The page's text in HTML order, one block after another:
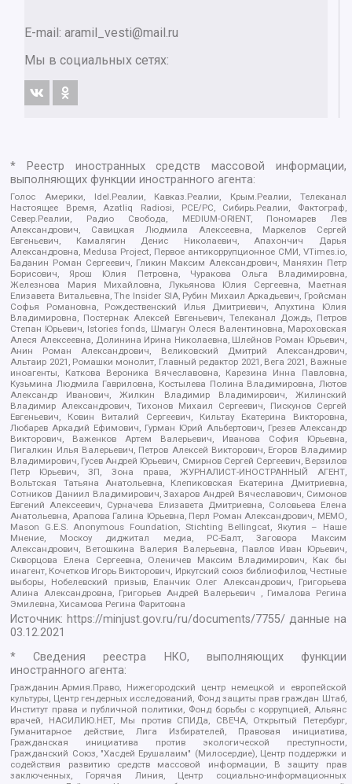
E-mail: aramil_vesti@mail.ru
Мы в социальных сетях:
* Реестр иностранных средств массовой информации,
выполняющих функции иностранного агента:
Голос Америки, Idel.Реалии, Кавказ.Реалии, Крым.Реалии, Телеканал
Настоящее Время, Azatliq Radiosi, PCE/PC, Сибирь.Реалии, Фактограф,
Север.Реалии, Радио Свобода, MEDIUM-ORIENT, Пономарев Лев
Александрович, Савицкая Людмила Алексеевна, Маркелов Сергей
Евгеньевич, Камалягин Денис Николаевич, Апахончич Дарья
Александровна, Medusa Project, Первое антикоррупционное СМИ, VTimes.io,
Баданин Роман Сергеевич, Гликин Максим Александрович, Маняхин Петр
Борисович, Ярош Юлия Петровна, Чуракова Ольга Владимировна,
Железнова Мария Михайловна, Лукьянова Юлия Сергеевна, Маетная
Елизавета Витальевна, The Insider SIA, Рубин Михаил Аркадьевич, Гройсман
Софья Романовна, Рождественский Илья Дмитриевич, Апухтина Юлия
Владимировна, Постернак Алексей Евгеньевич, Телеканал Дождь, Петров
Степан Юрьевич, Istories fonds, Шмагун Олеся Валентиновна, Мароховская
Алеся Алексеевна, Долинина Ирина Николаевна, Шлейнов Роман Юрьевич,
Анин Роман Александрович, Великовский Дмитрий Александрович,
Альтаир 2021, Ромашки монолит, Главный редактор 2021, Вега 2021, Важные
иноагенты, Каткова Вероника Вячеславовна, Карезина Инна Павловна,
Кузьмина Людмила Гавриловна, Костылева Полина Владимировна, Лютов
Александр Иванович, Жилкин Владимир Владимирович, Жилинский
Владимир Александрович, Тихонов Михаил Сергеевич, Пискунов Сергей
Евгеньевич, Ковин Виталий Сергеевич, Кильтау Екатерина Викторовна,
Любарев Аркадий Ефимович, Гурман Юрий Альбертович, Грезев Александр
Викторович, Важенков Артем Валерьевич, Иванова София Юрьевна,
Пигалкин Илья Валерьевич, Петров Алексей Викторович, Егоров Владимир
Владимирович, Гусев Андрей Юрьевич, Смирнов Сергей Сергеевич, Верзилов
Петр Юрьевич, ЗП, Зона права, ЖУРНАЛИСТ-ИНОСТРАННЫЙ АГЕНТ,
Вольтская Татьяна Анатольевна, Клепиковская Екатерина Дмитриевна,
Сотников Даниил Владимирович, Захаров Андрей Вячеславович, Симонов
Евгений Алексеевич, Сурначева Елизавета Дмитриевна, Соловьева Елена
Анатольевна, Арапова Галина Юрьевна, Перл Роман Александрович, МЕМО,
Mason G.E.S. Anonymous Foundation, Stichting Bellingcat, Якутия – Наше
Мнение, Москоу диджитал медиа, РС-Балт, Заговора Максим
Александрович, Ветошкина Валерия Валерьевна, Павлов Иван Юрьевич,
Скворцова Елена Сергеевна, Оленичев Максим Владимирович, Как бы
инагент, Кочетков Игорь Викторович, Иркутский союз библиофилов, Честные
выборы, Нобелевский призыв, Еланчик Олег Александрович, Григорьева
Алина Александровна, Григорьев Андрей Валерьевич , Гималова Регина
Эмилевна, Хисамова Регина Фаритовна
Источник: https://minjust.gov.ru/ru/documents/7755/ данные на
03.12.2021
* Сведения реестра НКО, выполняющих функции
иностранного агента:
Гражданин.Армия.Право, Нижегородский центр немецкой и европейской
культуры, Центр гендерных исследований, Фонд защиты прав граждан Штаб,
Институт права и публичной политики, Фонд борьбы с коррупцией, Альянс
врачей, НАСИЛИЮ.НЕТ, Мы против СПИДа, СВЕЧА, Открытый Петербург,
Гуманитарное действие, Лига Избирателей, Правовая инициатива,
Гражданская инициатива против экологической преступности,
Гражданский Союз, "Хасдей Ерушалаим" (Милосердие), Центр поддержки и
содействия развитию средств массовой информации, В защиту прав
заключенных, Горячая Линия, Центр социально-информационных